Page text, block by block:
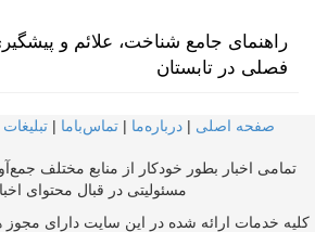
راهنمای جامع شناخت، علائم و
فصلی در تابستان
صفحه اصلی | درباره‌ما | تماس‌با‌ما | تبلیغات
تمامی اخبار بطور خودکار از منابع مختلف
مسئولیتی در قبال محتوای
کلیه خدمات ارائه شده در این سایت دارای مجوز